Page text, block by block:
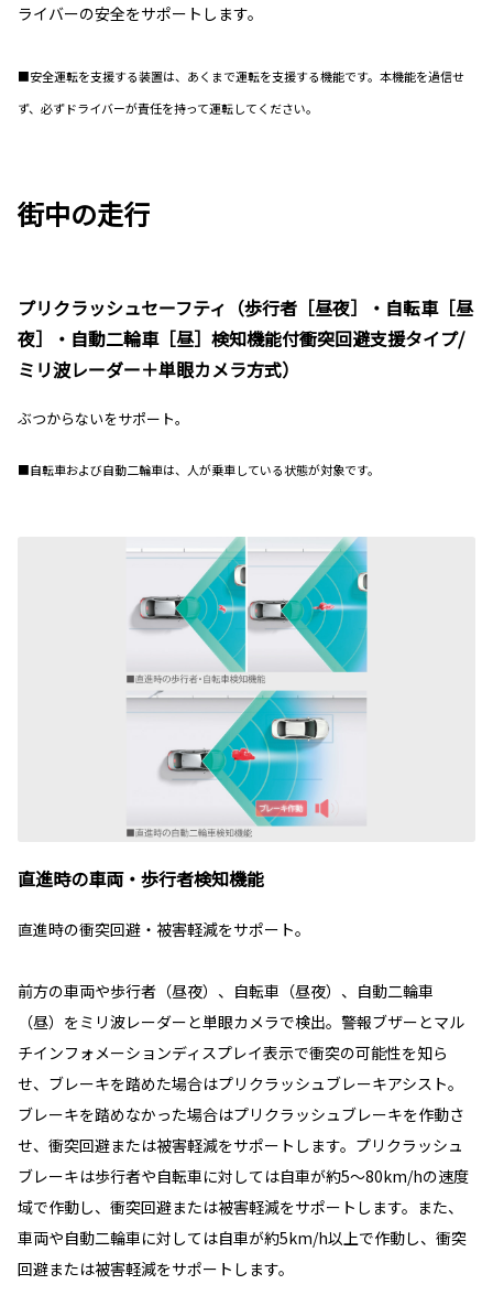
ライバーの安全をサポートします。
■安全運転を支援する装置は、あくまで運転を支援する機能です。本機能を過信せ
ず、必ずドライバーが責任を持って運転してください。
街中の走行
プリクラッシュセーフティ（歩行者［昼夜］・自転車［昼
夜］・自動二輪車［昼］検知機能付衝突回避支援タイプ/
ミリ波レーダー＋単眼カメラ方式）
ぶつからないをサポート。
■自転車および自動二輪車は、人が乗車している状態が対象です。
直進時の車両・歩行者検知機能
直進時の衝突回避・被害軽減をサポート。
前方の車両や歩行者（昼夜）、自転車（昼夜）、自動二輪車
（昼）をミリ波レーダーと単眼カメラで検出。警報ブザーとマル
チインフォメーションディスプレイ表示で衝突の可能性を知ら
せ、ブレーキを踏めた場合はプリクラッシュブレーキアシスト。
ブレーキを踏めなかった場合はプリクラッシュブレーキを作動さ
せ、衝突回避または被害軽減をサポートします。プリクラッシュ
ブレーキは歩行者や自転車に対しては自車が約5〜80km/hの速度
域で作動し、衝突回避または被害軽減をサポートします。また、
車両や自動二輪車に対しては自車が約5km/h以上で作動し、衝突
回避または被害軽減をサポートします。